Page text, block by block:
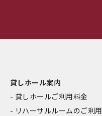
貸しホール案内
貸しホールご利用料金
リハーサルルームのご利用